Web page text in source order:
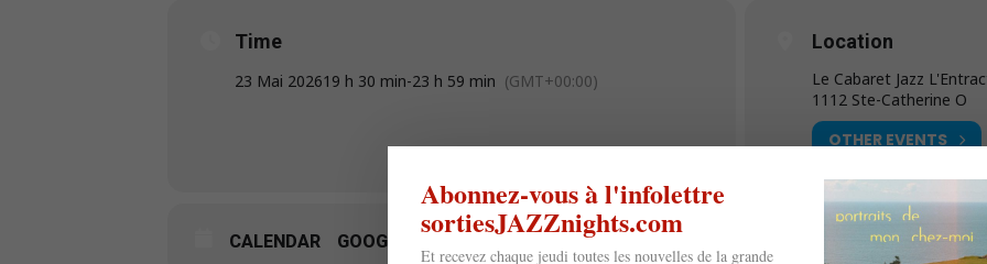
Time
23 Mai 202619 h 30 min-23 h 59 min (GMT+00:00)
Location
Le Cabaret Jazz
1112 Ste-Catherine O
OTHER EVENTS
CALENDAR GOOGLECAL
Abonnez-vous à l'infolettre
sortiesJAZZnights.com
Et recevez chaque jeudi toutes les nouvelles de la grande